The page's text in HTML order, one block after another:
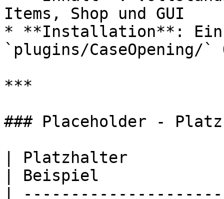
Items, Shop und GUI
* **Installation**:
`plugins/CaseOpening/`
***
### Placeholder -
| Platzhalter
| Beispiel
|